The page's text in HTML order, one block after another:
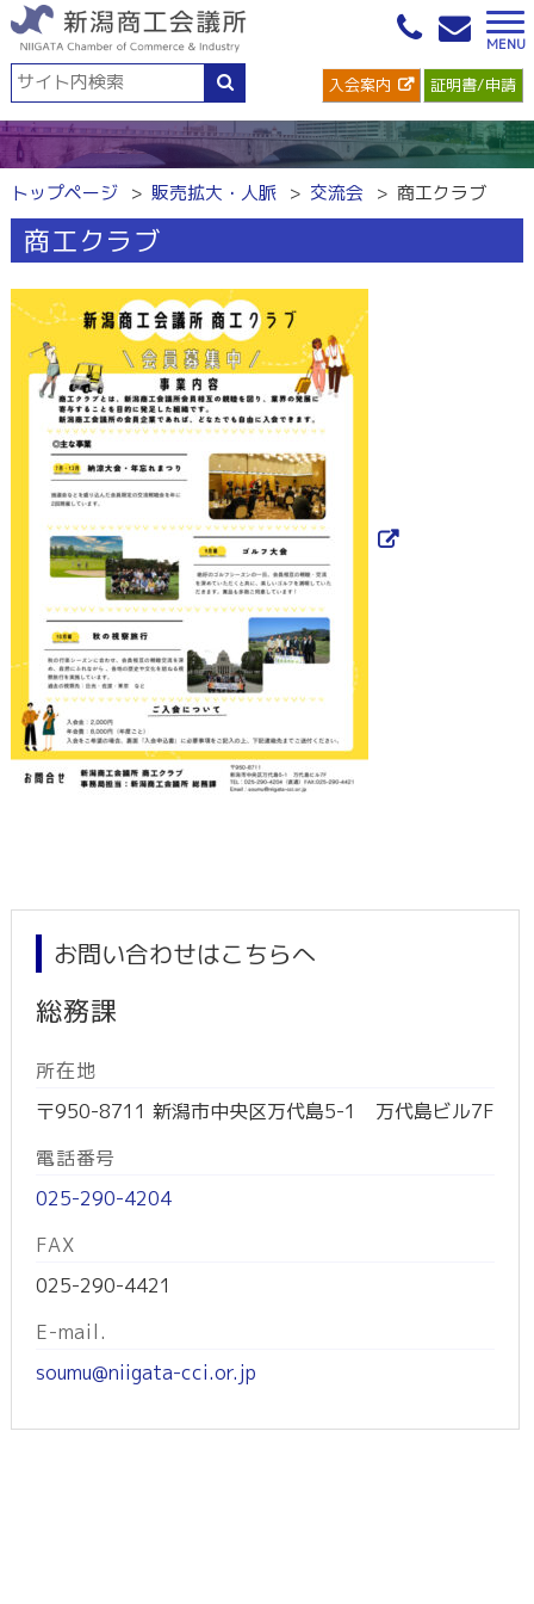
入会案内 証明書/申請
トップページ 販売拡大・人脈 交流会 商工クラブ
商工クラブ
お問い合わせはこちらへ
総務課
所在地
〒950-8711 新潟市中央区万代島5-1 万代島ビル7F
電話番号
025-290-4204
FAX
025-290-4421
E-mail.
soumu@niigata-cci.or.jp